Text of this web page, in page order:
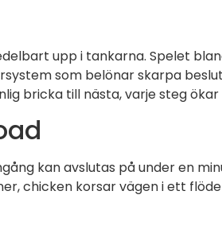
upp i tankarna. Spelet
som belönar skarpa
bricka till nästa, varje steg ökar
kan avslutas på under en
chicken korsar vägen i ett